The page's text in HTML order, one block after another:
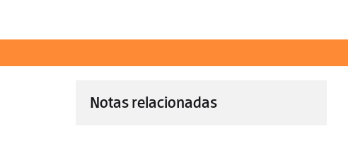
Notas relacionadas